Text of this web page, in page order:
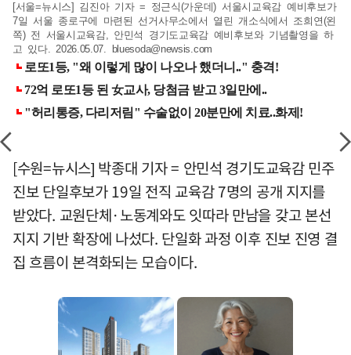
[서울=뉴시스] 김진아 기자 = 정근식(가운데) 서울시교육감 예비후보가
7일 서울 종로구에 마련된 선거사무소에서 열린 개소식에서 조희연(왼
쪽) 전 서울시교육감, 안민석 경기도교육감 예비후보와 기념촬영을 하
고 있다. 2026.05.07.
bluesoda@newsis.com
[수원=뉴시스] 박종대 기자 = 안민석 경기도교육감 민주
진보 단일후보가 19일 전직 교육감 7명의 공개 지지를
받았다. 교원단체·노동계와도 잇따라 만남을 갖고 본선
지지 기반 확장에 나섰다. 단일화 과정 이후 진보 진영 결
집 흐름이 본격화되는 모습이다.